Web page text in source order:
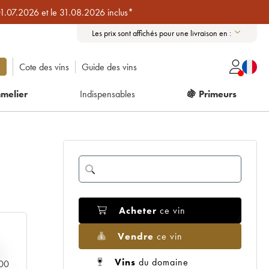
et le 31.08.2026 inclus*
Les prix sont affichés pour une livraison en :
Cote des vins Guide des vins
Indispensables 🍇 Primeurs
Acheter ce vin
Vendre ce vin
Vins du domaine